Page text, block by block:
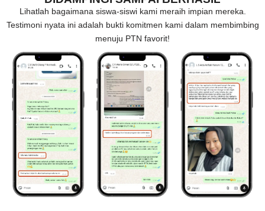
Lihatlah bagaimana siswa-siswi kami meraih impian mereka.
Testimoni nyata ini adalah bukti komitmen kami dalam membimbing
menuju PTN favorit!